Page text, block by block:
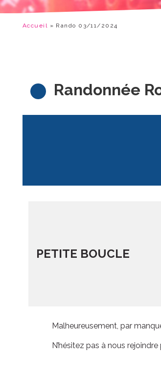
Accueil » Rando 03/11/2024
Randonnée
PETITE BOUCLE
Malheureusement, par
N’hésitez pas à nous